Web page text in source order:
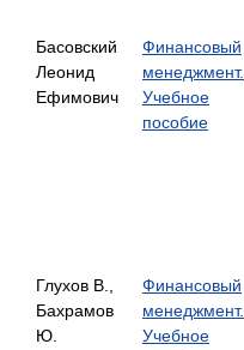
Басовский
Леонид
Ефимович
Финансовый
менеджмент.
Учебное
пособие
Глухов В.,
Бахрамов
Ю.
Финансовый
менеджмент.
Учебное